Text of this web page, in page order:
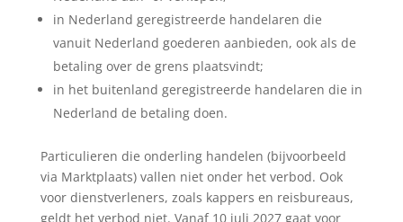
in Nederland geregistreerde handelaren die
vanuit Nederland goederen aanbieden, ook als de
betaling over de grens plaatsvindt;
in het buitenland geregistreerde handelaren die in
Nederland de betaling doen.
Particulieren die onderling handelen (bijvoorbeeld
via Marktplaats) vallen niet onder het verbod. Ook
voor dienstverleners, zoals kappers en reisbureaus,
geldt het verbod niet. Vanaf 10 juli 2027 gaat voor